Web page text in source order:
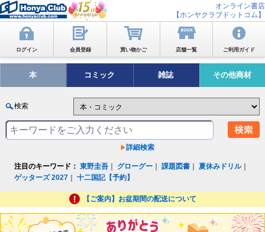
オンライン書店
【ホンヤクラブドットコム】
ログイン 会員登録 買い物かご 店舗一覧 ご利用ガイド
本 コミック 雑誌 その他商材
検索
詳細検索
注目のキーワード： 東野圭吾 グローグー ｜課題図書 ｜夏休みドリル｜
ゲッターズ 2027 ｜十二国記【予約】
【ご案内】お盆期間の配送について